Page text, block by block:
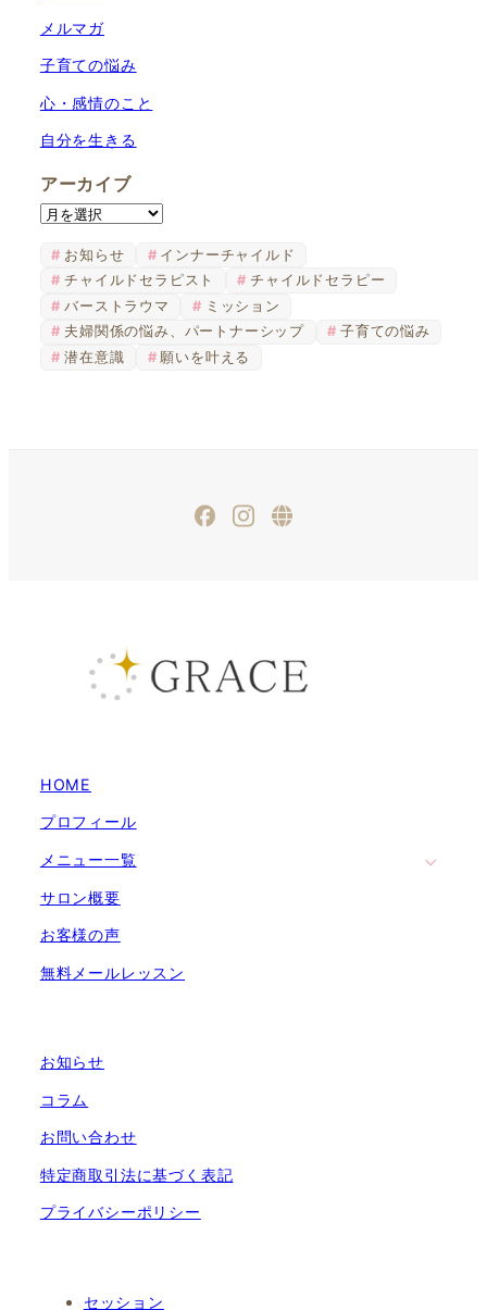
メルマガ
子育ての悩み
心・感情のこと
自分を生きる
アーカイブ
ア
ブ
お知らせ
インナーチャイルド
チャイルドセラピスト
チャイルドセラピー
バーストラウマ
ミッション
夫婦関係の悩み、パートナーシップ
子育ての悩み
潜在意識
願いを叶える
FacebookInstagram
ameblo
HOME
プロフィール
メニュー一覧
サロン概要
お客様の声
無料メールレッスン
お知らせ
コラム
お問い合わせ
特定商取引法に基づく表記
プライバシーポリシー
セッション